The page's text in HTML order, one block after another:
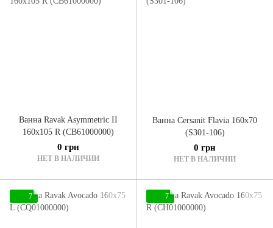
Ванна Ravak Asymmetric II
160x105 R (CB61000000)
0 грн
НЕТ В НАЛИЧИИ
Ванна Cersanit Flavia 160x70
(S301-106)
0 грн
НЕТ В НАЛИЧИИ
7 7